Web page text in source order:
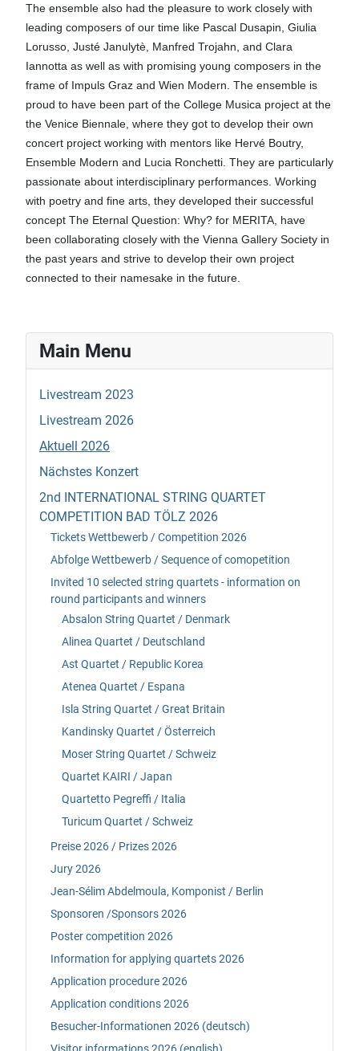
The ensemble also had the pleasure to work closely with
leading composers of our time like Pascal Dusapin, Giulia
Lorusso, Justé Janulytè, Manfred Trojahn, and Clara
Iannotta as well as with promising young composers in the
frame of Impuls Graz and Wien Modern. The ensemble is
proud to have been part of the College Musica project at the
the Venice Biennale, where they got to develop their own
concert project working with mentors like Hervé Boutry,
Ensemble Modern and Lucia Ronchetti. They are particularly
passionate about interdisciplinary performances. Working
with poetry and fine arts, they developed their successful
concept The Eternal Question: Why? for MERITA, have
been collaborating closely with the Vienna Gallery Society in
the past years and strive to develop their own project
connected to their namesake in the future.
Main Menu
Livestream 2023
Livestream 2026
Aktuell 2026
Nächstes Konzert
2nd INTERNATIONAL STRING QUARTET
COMPETITION BAD TÖLZ 2026
Tickets Wettbewerb / Competition 2026
Abfolge Wettbewerb / Sequence of comopetition
Invited 10 selected string quartets - information on
round participants and winners
Absalon String Quartet / Denmark
Alinea Quartet / Deutschland
Ast Quartet / Republic Korea
Atenea Quartet / Espana
Isla String Quartet / Great Britain
Kandinsky Quartet / Österreich
Moser String Quartet / Schweiz
Quartet KAIRI / Japan
Quartetto Pegreffi / Italia
Turicum Quartet / Schweiz
Preise 2026 / Prizes 2026
Jury 2026
Jean-Sélim Abdelmoula, Komponist / Berlin
Sponsoren /Sponsors 2026
Poster competition 2026
Information for applying quartets 2026
Application procedure 2026
Application conditions 2026
Besucher-Informationen 2026 (deutsch)